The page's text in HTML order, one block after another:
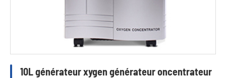
10L générateur xygen générateur oncentrateur